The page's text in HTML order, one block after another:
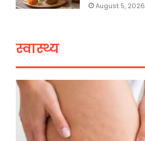
August 5, 2026
स्वास्थ्य